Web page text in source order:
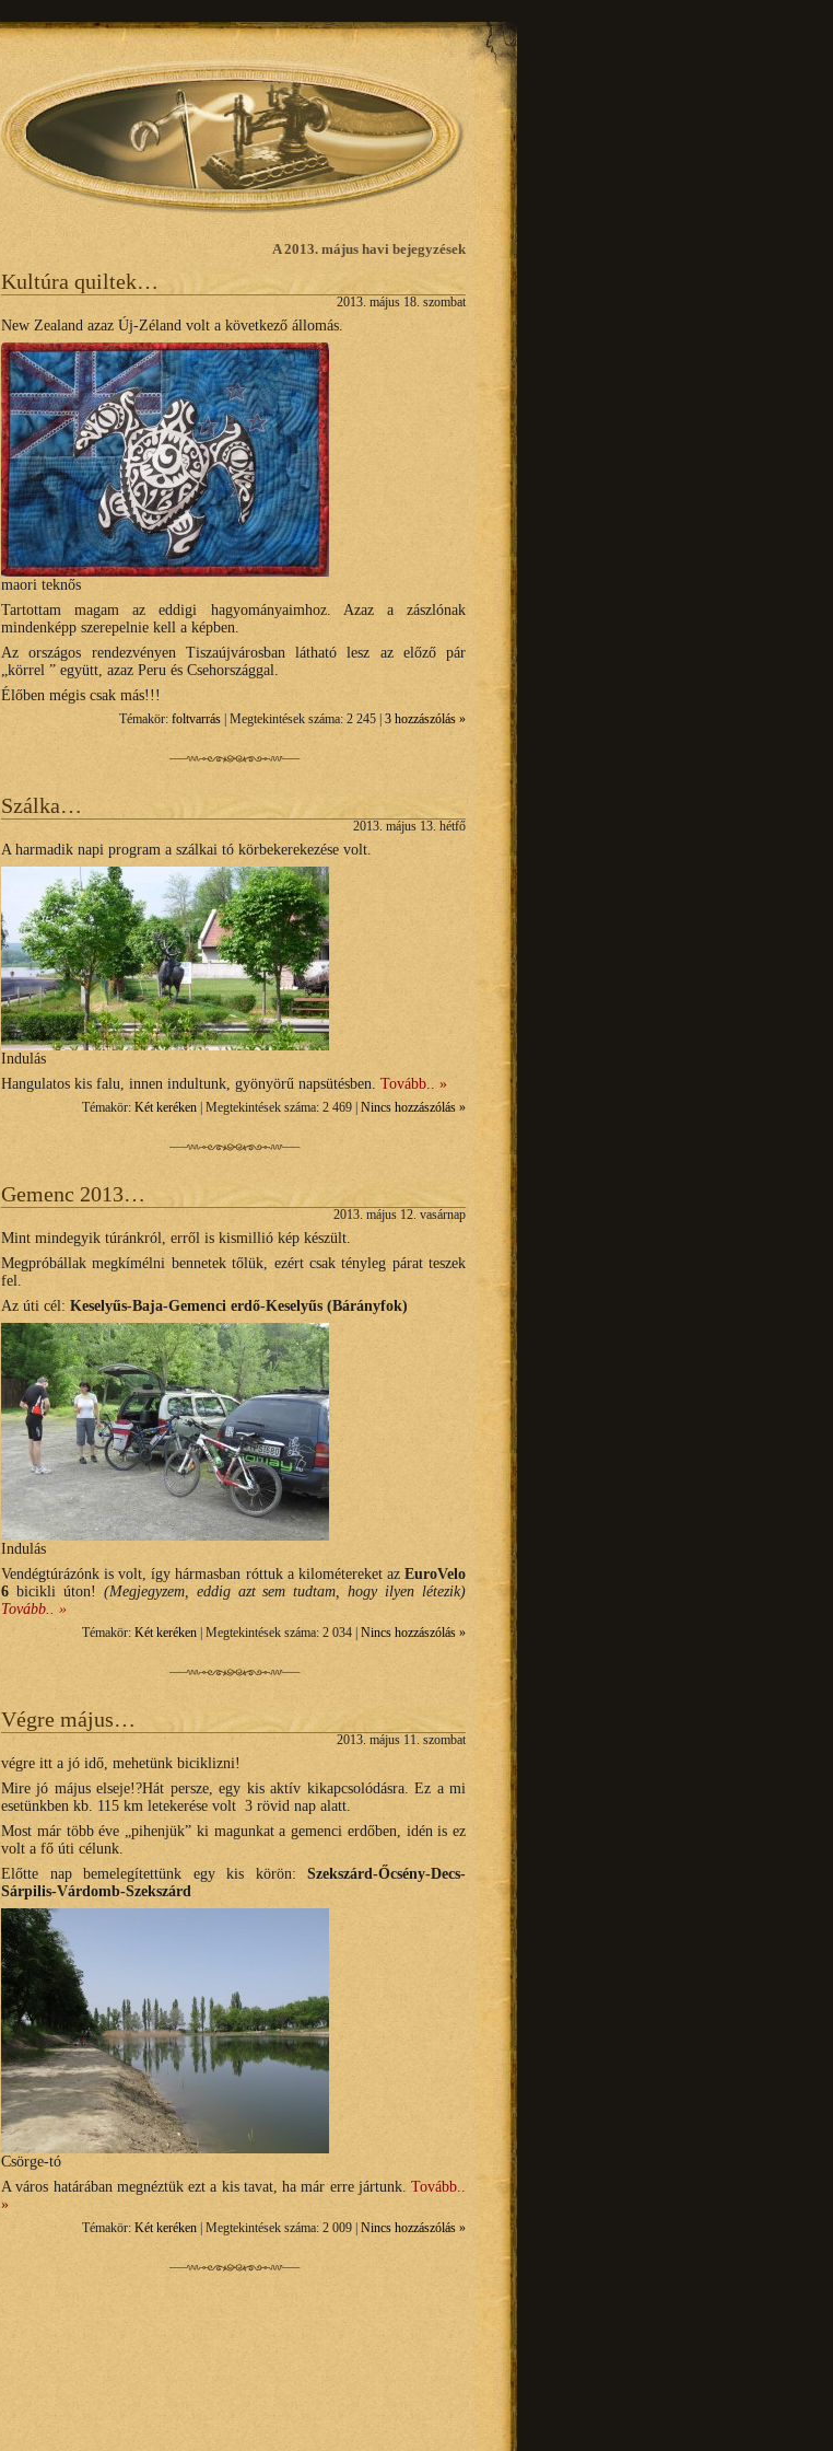
A 2013. május havi bejegyzések
Kultúra quiltek…
2013. május 18. szombat
New Zealand azaz Új-Zéland volt a következő állomás.
maori teknős
Tartottam magam az eddigi hagyományaimhoz. Azaz a zászlónak
mindenképp szerepelnie kell a képben.
Az országos rendezvényen Tiszaújvárosban látható lesz az előző pár
„körrel ” együtt, azaz Peru és Csehországgal.
Élőben mégis csak más!!!
Témakör: foltvarrás | Megtekintések száma: 2 245 | 3 hozzászólás »
Szálka…
2013. május 13. hétfő
A harmadik napi program a szálkai tó körbekerekezése volt.
Indulás
Hangulatos kis falu, innen indultunk, gyönyörű napsütésben. Tovább.. »
Témakör: Két keréken | Megtekintések száma: 2 469 | Nincs hozzászólás »
Gemenc 2013…
2013. május 12. vasárnap
Mint mindegyik túránkról, erről is kismillió kép készült.
Megpróbállak megkímélni bennetek tőlük, ezért csak tényleg párat teszek
fel.
Az úti cél: Keselyűs-Baja-Gemenci erdő-Keselyűs (Bárányfok)
Indulás
Vendégtúrázónk is volt, így hármasban róttuk a kilométereket az EuroVelo
6 bicikli úton! (Megjegyzem, eddig azt sem tudtam, hogy ilyen létezik)
Tovább.. »
Témakör: Két keréken | Megtekintések száma: 2 034 | Nincs hozzászólás »
Végre május…
2013. május 11. szombat
végre itt a jó idő, mehetünk biciklizni!
Mire jó május elseje!?Hát persze, egy kis aktív kikapcsolódásra. Ez a mi
esetünkben kb. 115 km letekerése volt 3 rövid nap alatt.
Most már több éve „pihenjük” ki magunkat a gemenci erdőben, idén is ez
volt a fő úti célunk.
Előtte nap bemelegítettünk egy kis körön: Szekszárd-Őcsény-Decs-
Sárpilis-Várdomb-Szekszárd
Csörge-tó
A város határában megnéztük ezt a kis tavat, ha már erre jártunk. Tovább..
»
Témakör: Két keréken | Megtekintések száma: 2 009 | Nincs hozzászólás »